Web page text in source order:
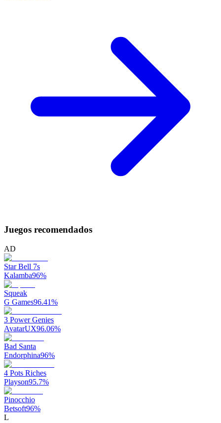
Juegos recomendados
AD
Star Bell 7s
Kalamba96%
Squeak
G Games96.41%
3 Power Genies
AvatarUX96.06%
Bad Santa
Endorphina96%
4 Pots Riches
Playson95.7%
Pinocchio
Betsoft96%
L